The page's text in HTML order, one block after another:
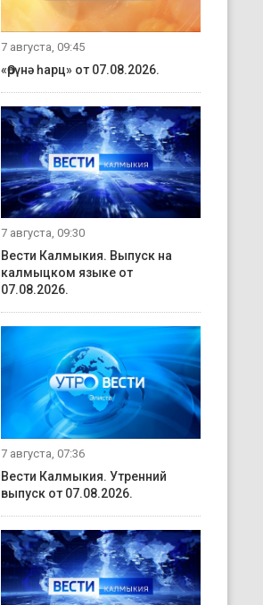
7 августа, 09:45
«Өрүнә һарц» от 07.08.2026.
7 августа, 09:30
Вести Калмыкия. Выпуск на
калмыцком языке от
07.08.2026.
7 августа, 07:36
Вести Калмыкия. Утренний
выпуск от 07.08.2026.